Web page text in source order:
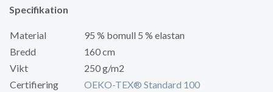
Specifikation
Material
95 % bomull 5 % elastan
Bredd
160 cm
Vikt
250 g/m2
Certifiering
OEKO-TEX® Standard 100